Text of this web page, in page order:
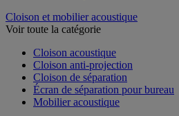
Cloison et mobilier acoustique
Voir toute la catégorie
Cloison acoustique
Cloison anti-projection
Cloison de séparation
Écran de séparation pour bureau
Mobilier acoustique